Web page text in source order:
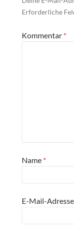
Erforderliche
Kommentar *
Name *
E-Mail-Adresse